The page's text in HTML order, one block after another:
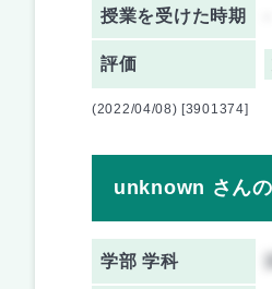
授業を受けた時期
評価
(2022/04/08) [3901374]
unknown さん
学部 学科